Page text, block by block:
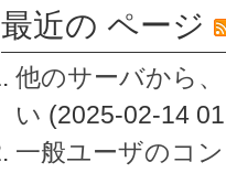
最近の ページ
他のサーバから
い (2025-02-14
一般ユーザのコ